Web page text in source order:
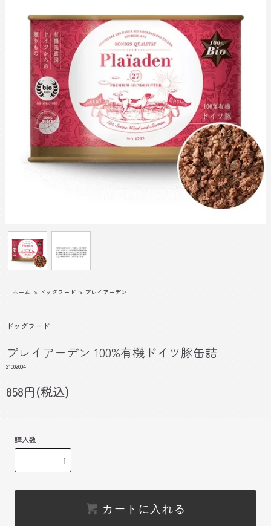
ホーム > ドッグフード > プレイアーデン
ドッグフード
プレイアーデン 100%有機ドイツ豚缶詰
21002004
858円(税込)
購入数
カートに入れる